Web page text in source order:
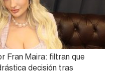
Fran Maira: filtran que
decisión tras